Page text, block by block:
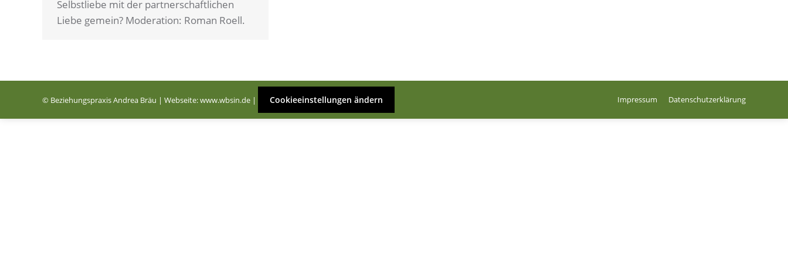
Selbstliebe mit der partnerschaftlichen
Liebe gemein? Moderation: Roman Roell.
© Beziehungspraxis Andrea Bräu | Webseite:www.wbsin.de | Cookieeinstellungen ändern Impressum Datenschutzerklärung